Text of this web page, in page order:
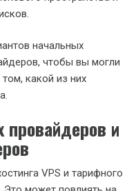
начальных
чтобы вы могли
какой из них
и
VPS и тарифного